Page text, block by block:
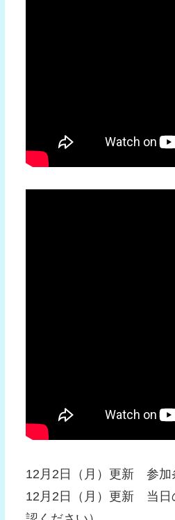
12月2日（月）更新 参加
12月2日（月）更新 当日